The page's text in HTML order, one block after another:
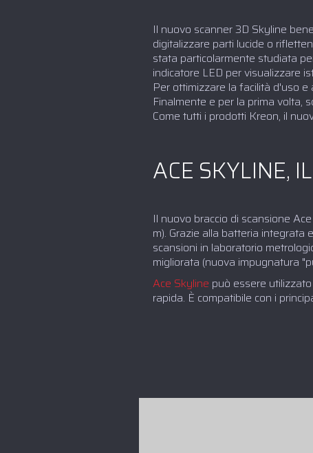
Il nuovo scanner 3D Skyline
digitalizzare parti lucide o
stata particolarmente studiata
indicatore LED per visualizzare
Per ottimizzare la facilità d'uso
Finalmente e per la prima volta,
Come tutti i prodotti Kreon, il
ACE SKYLINE,
Il nuovo braccio di scansione
m). Grazie alla batteria
scansioni in laboratorio
migliorata (nuova impugnatura
Ace Skyline può essere
rapida. È compatibile con i